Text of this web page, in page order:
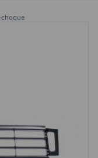
choque